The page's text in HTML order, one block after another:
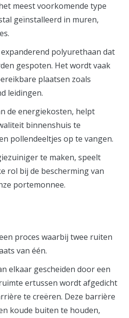
meest voorkomende type
geïnstalleerd in muren,
polyurethaan dat
gespoten. Het wordt vaak
plaatsen zoals
leidingen.
de energiekosten, helpt
binnenshuis te
pollendeeltjes op te vangen.
te maken, speelt
rol bij de bescherming van
portemonnee.
proces waarbij twee ruiten
van één.
elkaar gescheiden door een
ertussen wordt afgedicht
te creëren. Deze barrière
koude buiten te houden,